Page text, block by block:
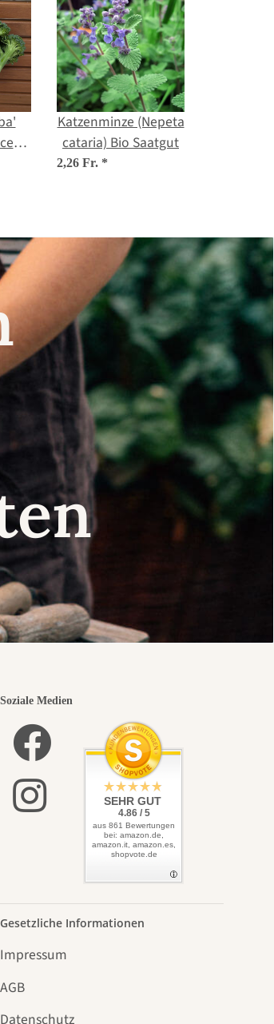
Katzenminze (Nepeta
cataria) Bio Saatgut
2,26 Fr. *
Soziale Medien
SEHR GUT
4.86 / 5
aus 861 Bewertungen
bei: amazon.de,
amazon.it, amazon.es,
shopvote.de
Gesetzliche Informationen
Impressum
AGB
Datenschutz